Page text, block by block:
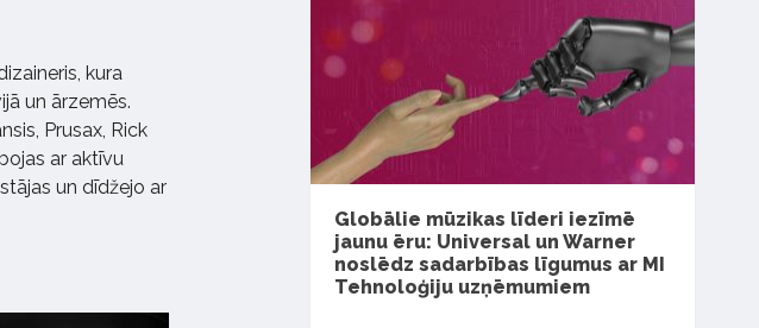
kura
un ārzemēs.
Prusax, Rick
ar aktīvu
un dīdžejo ar
Globālie mūzikas līderi iezīmē
jaunu ēru: Universal un Warner
noslēdz sadarbības līgumus ar MI
Tehnoloģiju uzņēmumiem